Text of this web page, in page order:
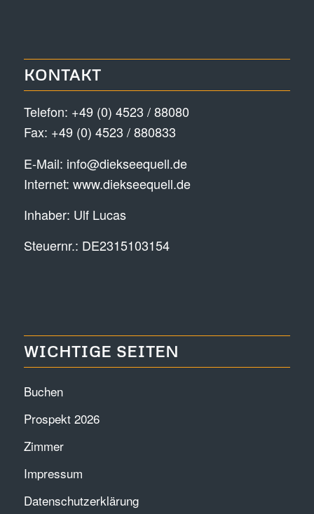
KONTAKT
Telefon: +49 (0) 4523 / 88080
Fax: +49 (0) 4523 / 880833
E-Mail: info@diekseequell.de
Internet: www.diekseequell.de
Inhaber: Ulf Lucas
Steuernr.: DE2315103154
WICHTIGE SEITEN
Buchen
Prospekt 2026
Zimmer
Impressum
Datenschutzerklärung